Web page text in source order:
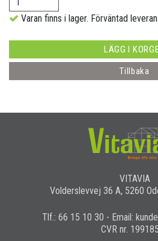
Varan finns i lager. Förväntad
LÄGG I
Tillbaka
VITAVIA
Volderslevvej 36 A, 5260
Tlf.: 66 15 10 30 - Email:
CVR nr.